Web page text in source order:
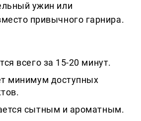
ужин или
привычного гарнира.
всего за 15-20 минут.
минимум доступных
сытным и ароматным.